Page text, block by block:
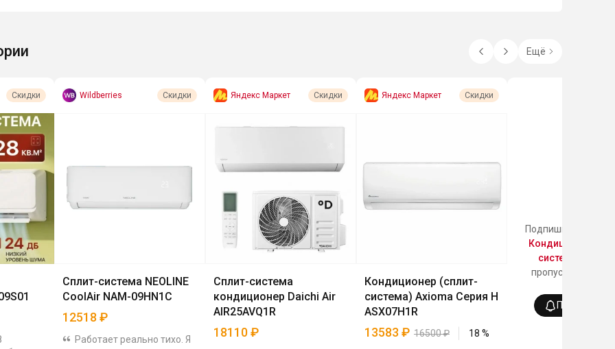
Ещё
Скидки Wildberries Скидки
Сплит-система NEOLINE
CoolAir NAM-09HN1C
12518 ₽
Работает реально тихо. Я
Яндекс Маркет Скидки
Сплит-система
кондиционер Daichi Air
AIR25AVQ1R
18110₽
Яндекс Маркет Скидки
Кондиционер (сплит-
система) Axioma Серия H
ASX07H1R
13583 ₽ 16500₽ 18 %
Подпишись на
Кондиционеры
системы)
пропускать все